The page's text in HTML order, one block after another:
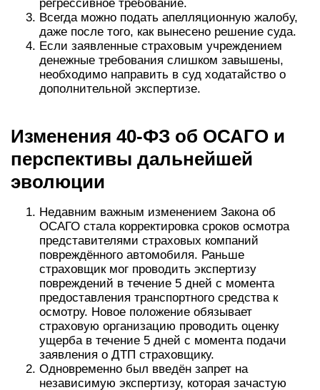
регрессивное требование.
Всегда можно подать апелляционную жалобу,
даже после того, как вынесено решение суда.
Если заявленные страховым учреждением
денежные требования слишком завышены,
необходимо направить в суд ходатайство о
дополнительной экспертизе.
Изменения 40-ФЗ об ОСАГО и
перспективы дальнейшей
эволюции
Недавним важным изменением Закона об
ОСАГО стала корректировка сроков осмотра
представителями страховых компаний
повреждённого автомобиля. Раньше
страховщик мог проводить экспертизу
повреждений в течение 5 дней с момента
предоставления транспортного средства к
осмотру. Новое положение обязывает
страховую организацию проводить оценку
ущерба в течение 5 дней с момента подачи
заявления о ДТП страховщику.
Одновременно был введён запрет на
независимую экспертизу, которая зачастую